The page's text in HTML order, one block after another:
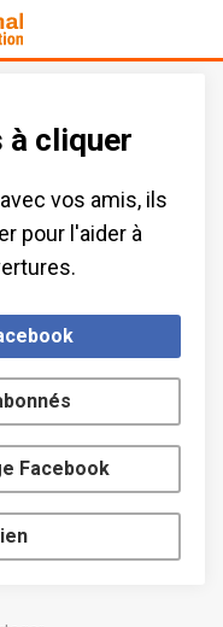
à cliquer
vos amis​, ils
pour l'aider à
Facebook